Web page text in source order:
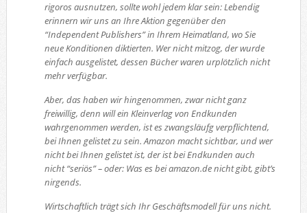
rigoros ausnutzen, sollte wohl jedem klar sein: Lebendig
erinnern wir uns an Ihre Aktion gegenüber den
“Independent Publishers” in Ihrem Heimatland, wo Sie
neue Konditionen diktierten. Wer nicht mitzog, der wurde
einfach ausgelistet, dessen Bücher waren urplötzlich nicht
mehr verfügbar.
Aber, das haben wir hingenommen, zwar nicht ganz
freiwillig, denn will ein Kleinverlag von Endkunden
wahrgenommen werden, ist es zwangsläufg verpflichtend,
bei Ihnen gelistet zu sein. Amazon macht sichtbar, und wer
nicht bei Ihnen gelistet ist, der ist bei Endkunden auch
nicht “seriös” – oder: Was es bei amazon.de nicht gibt, gibt’s
nirgends.
Wirtschaftlich trägt sich Ihr Geschäftsmodell für uns nicht.